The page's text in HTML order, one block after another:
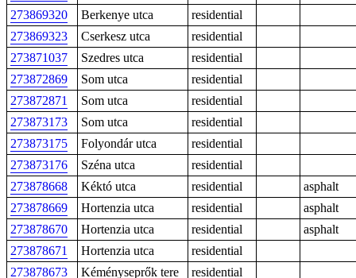
273869320
Berkenye utca
residential
273869323
Cserkesz utca
residential
273871037
Szedres utca
residential
273872869
Som utca
residential
273872871
Som utca
residential
273873173
Som utca
residential
273873175
Folyondár utca
residential
273873176
Széna utca
residential
273878668
Kéktó utca residential
asphalt
273878669
Hortenzia utca residential
asphalt
273878670
Hortenzia utca residential
asphalt
273878671
Hortenzia utca
residential
273878673
Kéményseprők tere
residential